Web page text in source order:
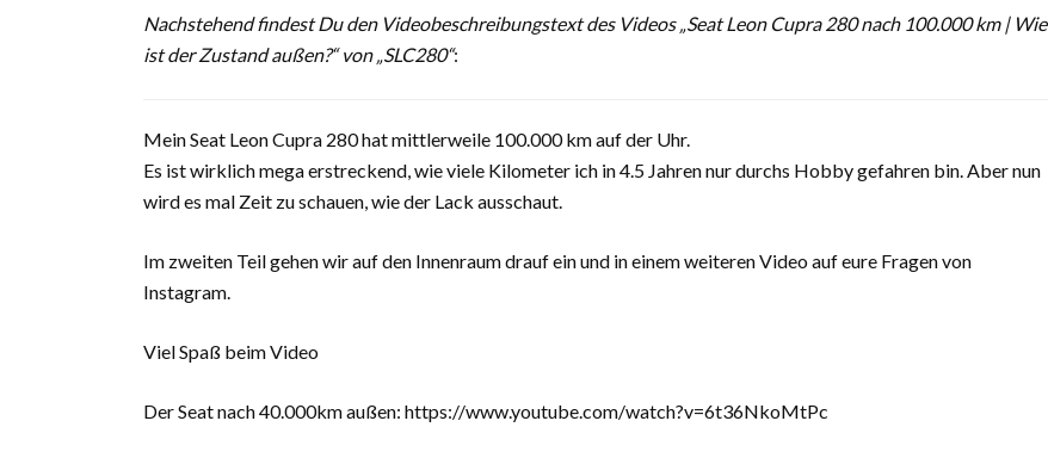
Nachstehend findest Du den Videobeschreibungstext des Videos „Seat Leon Cupra 280 nach 100.000 km | Wie
ist der Zustand außen?“ von „SLC280“:
Mein Seat Leon Cupra 280 hat mittlerweile 100.000 km auf der Uhr.
Es ist wirklich mega erstreckend, wie viele Kilometer ich in 4.5 Jahren nur durchs Hobby gefahren bin. Aber nun
wird es mal Zeit zu schauen, wie der Lack ausschaut.
Im zweiten Teil gehen wir auf den Innenraum drauf ein und in einem weiteren Video auf eure Fragen von
Instagram.
Viel Spaß beim Video
Der Seat nach 40.000km außen: https://www.youtube.com/watch?v=6t36NkoMtPc